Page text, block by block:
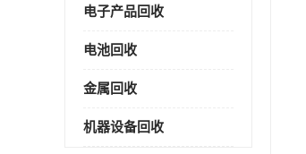
电子产品回收
电池回收
金属回收
机器设备回收